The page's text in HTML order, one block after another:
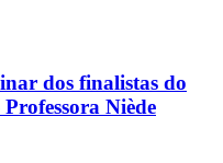
dos finalistas do
Niède